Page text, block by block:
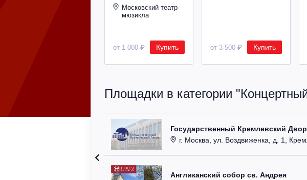
Московский театр
мюзикла
от 1 000 ₽ Купить от 3 500 ₽ Купить
Площадки в категории
Государственный Кремлевский
г. Москва, ул. Воздвиженка, д. 1,
Англиканский собор св. Андрея